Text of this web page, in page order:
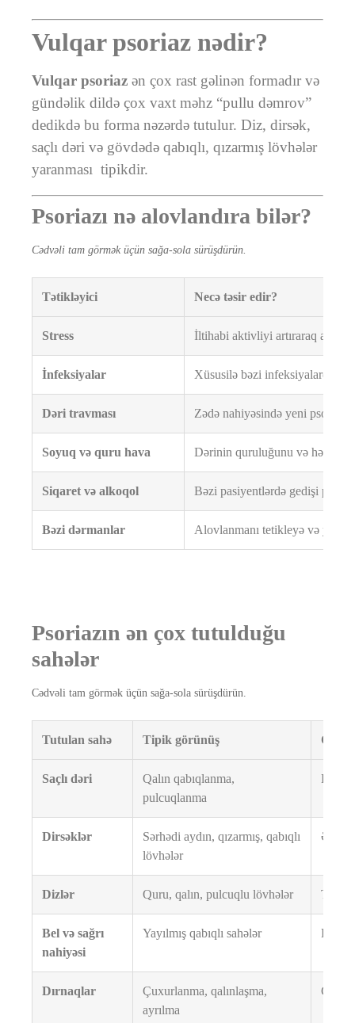
Vulqar psoriaz nədir?
Vulqar psoriaz ən çox rast gəlinən formadır və
gündəlik dildə çox vaxt məhz “pullu dəmrov”
dedikdə bu forma nəzərdə tutulur. Diz, dirsək,
saçlı dəri və gövdədə qabıqlı, qızarmış lövhələr
yaranması tipikdir.
Psoriazı nə alovlandıra bilər?
Cədvəli tam görmək üçün sağa-sola sürüşdürün.
Tətikləyici Necə təsir edir?
Stress İltihabi aktivliyi artıraraq
İnfeksiyalar Xüsusilə bəzi infeksiyalardan
Dəri travması Zədə nahiyəsində yeni psoriaz
Soyuq və quru hava Dərinin quruluğunu və
Siqaret və alkoqol Bəzi pasiyentlərdə gedişi
Bəzi dərmanlar Alovlanmanı tetikleyə və ya
Psoriazın ən çox tutulduğu
sahələr
Cədvəli tam görmək üçün sağa-sola sürüşdürün.
Tutulan sahə Tipik görünüş Qeyd
Saçlı dəri
Qalın qabıqlanma,
pulcuqlanma
Dirsəklər
Sərhədi aydın, qızarmış, qabıqlı
lövhələr
Ən
Dizlər Quru, qalın, pulcuqlu lövhələr Tez-
Bel və sağrı
nahiyəsi
Yayılmış qabıqlı sahələr Bəzən
Dırnaqlar
Çuxurlanma, qalınlaşma,
ayrılma